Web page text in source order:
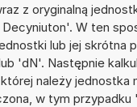
z oryginalną
Decyniuton'. W ten
lub jej skrótna
'dN'. Następnie
należy jednostka
w tym przypadku